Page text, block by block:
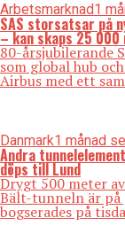
Arbetsmarknad1
SAS storsatsar på
– kan skaps 25 000
80-årsjubilerande
som global hub
Airbus med ett
Danmark1 månad
Andra
döps till Lund
Drygt 500 meter
Bält-tunneln är på
bogserades på